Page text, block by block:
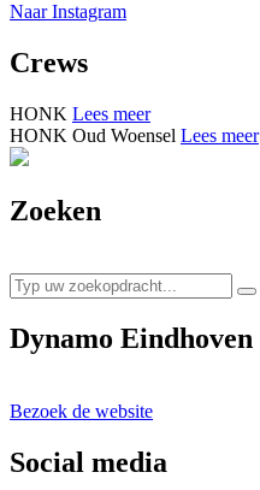
Naar Instagram
Crews
HONK Lees meer
HONK Oud Woensel Lees meer
Zoeken
Dynamo Eindhoven
Bezoek de website
Social media